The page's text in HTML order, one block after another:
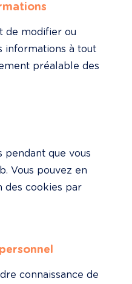
de modifier ou
informations à tout
préalable des
pendant que vous
Vous pouvez en
des cookies par
connaissance de